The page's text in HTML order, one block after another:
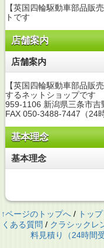
【英国四輪駆動車部品販
トです
店舗案内
店舗案内
【英国四輪駆動車部品販
するネットショップです
959-1106 新潟県三条市吉
FAX 050-3488-7447（24
基本理念
基本理念
↑ページのトップへ/ トップ
くある質問 / クラシックレ
料見積り（24時間受